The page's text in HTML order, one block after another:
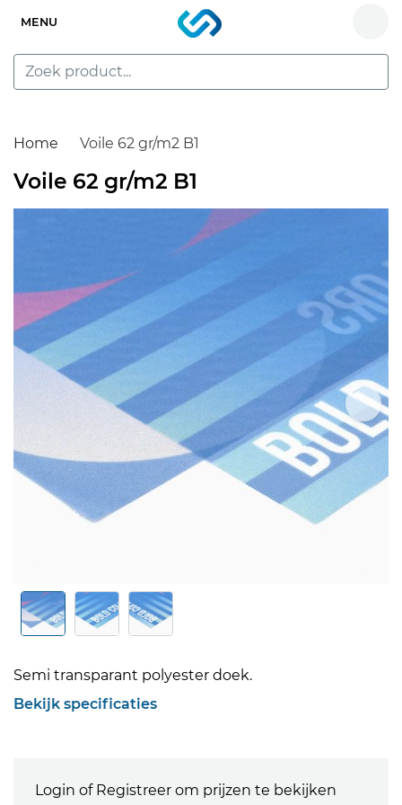
MENU
Home Voile 62 gr/m2 B1
Voile 62 gr/m2 B1
Semi transparant polyester doek.
Bekijk specificaties
Login of Registreer om prijzen te bekijken